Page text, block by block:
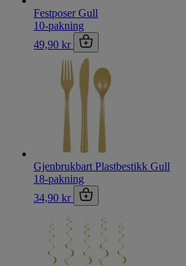
Festposer Gull
10-pakning
49,90 kr
Gjenbrukbart Plastbestikk Gull
18-pakning
34,90 kr